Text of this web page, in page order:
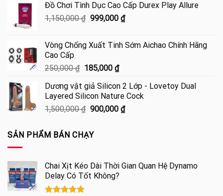
là:
750,000 ₫.
tại
là:
Đồ Chơi Tình Dục Cao Cấp Durex Play Allure
1,150,000₫ Giá
1,150,000 ₫.
999,000 ₫Giá
là:
Vòng Chống Xuất Tinh Sớm Aichao Chính Hãng
Cao Cấp
250,000₫ Giá
là:
250,000 ₫.
185,000 ₫Giá
tại
là:
185,000 ₫.
Dương vật giả Silicon 2 Lớp - Lovetoy Dual
Layered Silicon Nature Cock
1,500,000₫ Giá
là:
1,500,000 ₫.
900,000 ₫Giá
SẢN PHẨM BÁN CHẠY
Chai Xịt Kéo Dài Thời Gian Quan Hệ Dynamo
Delay Có Tốt Không?